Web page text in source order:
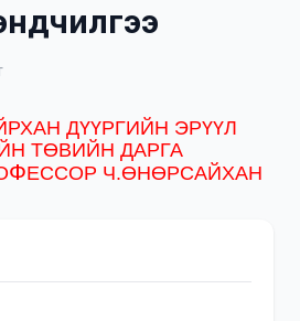
ДҮҮРГИЙН ЭРҮҮЛ
ТӨВИЙН ДАРГА
ФЕССОР Ч.ӨНӨРСАЙХАН